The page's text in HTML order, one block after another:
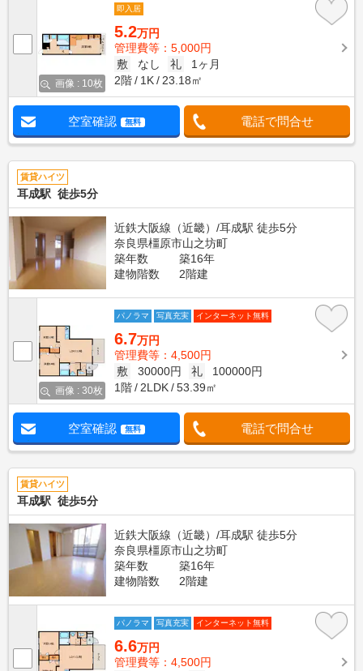
画像 : 10枚
即入居
5.2万円
管理費等：5,000円
敷
なし 礼
1ヶ月
2階
1K 23.18㎡
空室確認 無料 電話で問合せ
賃貸ハイツ
耳成駅 徒歩5分
近鉄大阪線（近畿）/耳成駅 徒歩5分
奈良県橿原市山之坊町
築年数
築16年
建物階数
2階建
画像 : 30枚
パノラマ 写真充実 インターネット無料
6.7万円
管理費等：4,500円
敷
30000円 礼
100000円
1階
2LDK 53.39㎡
空室確認 無料 電話で問合せ
賃貸ハイツ
耳成駅 徒歩5分
近鉄大阪線（近畿）/耳成駅 徒歩5分
奈良県橿原市山之坊町
築年数
築16年
建物階数
2階建
パノラマ 写真充実 インターネット無料
6.6万円
管理費等：4,500円